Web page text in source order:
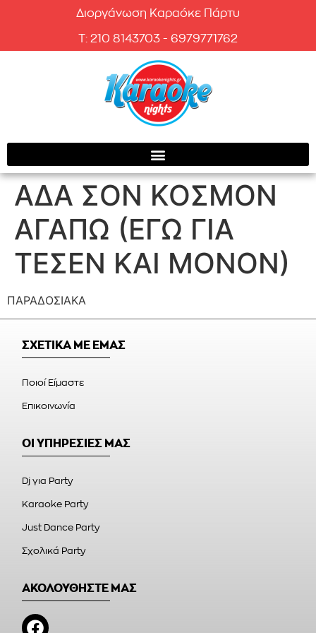
Διοργάνωση Καραόκε Πάρτυ
T: 210 8143703 - 6979771762
ΑΔΑ ΣΟΝ ΚΟΣΜΟΝ
ΑΓΑΠΩ (ΕΓΩ ΓΙΑ
ΤΕΣΕΝ ΚΑΙ ΜΟΝΟΝ)
ΠΑΡΑΔΟΣΙΑΚΑ
ΣΧΕΤΙΚΑ ΜΕ ΕΜΑΣ
Ποιοί Είμαστε
Επικοινωνία
ΟΙ ΥΠΗΡΕΣΙΕΣ ΜΑΣ
Dj για Party
Karaoke Party
Just Dance Party
Σχολικά Party
ΑΚΟΛΟΥΘΗΣΤΕ ΜΑΣ